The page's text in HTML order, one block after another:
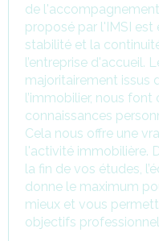
de
proposé par l'IMSI
stabilité et la
l’entreprise d'accueil.
majoritairement issus
l’immobilier, nous
connaissances
Cela nous offre une
l'activité immobilière.
la fin de vos études,
donne le maximum
mieux et vous
objectifs